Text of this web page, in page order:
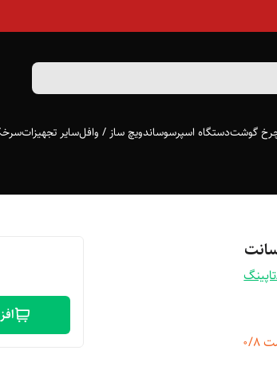
گوشتدستگاه اسپرسوساندویچ ساز / وافلسایر تجهیزات